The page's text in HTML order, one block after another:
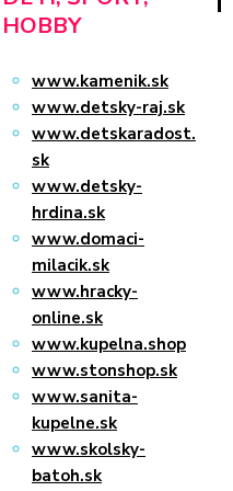
HOBBY
www.kamenik.sk
www.detsky-raj.sk
www.detskaradost.
sk
www.detsky-
hrdina.sk
www.domaci-
milacik.sk
www.hracky-
online.sk
www.kupelna.shop
www.stonshop.sk
www.sanita-
kupelne.sk
www.skolsky-
batoh.sk